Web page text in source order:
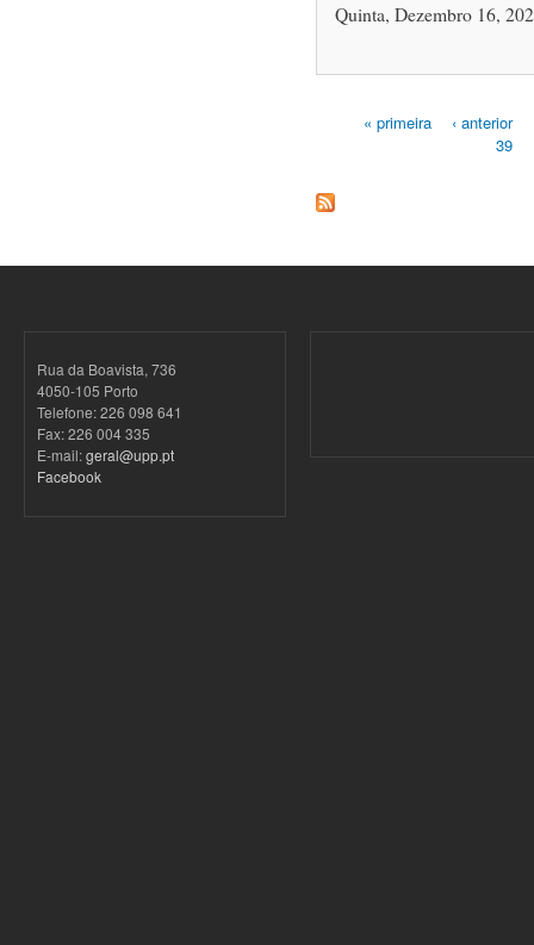
Quinta, Dezembro 16,
« primeira ‹ anterior
39
Rua da Boavista, 736
4050-105 Porto
Telefone: 226 098 641
Fax: 226 004 335
E-mail:geral@upp.pt
Facebook